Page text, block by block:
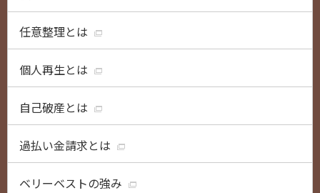
任意整理とは
個人再生とは
自己破産とは
過払い金請求とは
ベリーベストの強み